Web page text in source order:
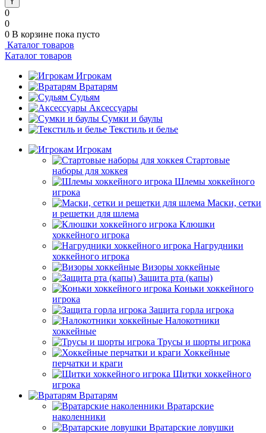
0
0
0 В корзине пока пусто
Каталог товаров
Каталог товаров
Игрокам
Вратарям
Судьям
Аксессуары
Сумки и баулы
Текстиль и белье
Игрокам
Стартовые
наборы для хоккея
Шлемы хоккейного
игрока
Маски, сетки
и решетки для шлема
Клюшки
хоккейного игрока
Нагрудники
хоккейного игрока
Визоры хоккейные
Защита рта (капы)
Коньки хоккейного
игрока
Защита горла игрока
Налокотники
хоккейные
Трусы и шорты игрока
Хоккейные
перчатки и краги
Щитки хоккейного
игрока
Вратарям
Вратарские
наколенники
Вратарские ловушки